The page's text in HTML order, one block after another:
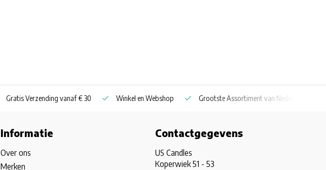
Gratis Verzending vanaf € 30 Winkel en Webshop Grootste Assortiment van Nederland &
Informatie
Over ons
Merken
Contactgegevens
US Candles
Koperwiek 51 - 53